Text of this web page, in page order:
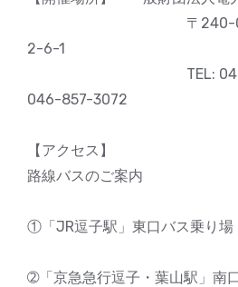
〒240-0196 横
2-6-1
TEL: 046-856-
046-857-3072
【アクセス】
路線バスのご案内
①「JR逗子駅」東口バス乗り場
➁「京急急行逗子・葉山駅」南